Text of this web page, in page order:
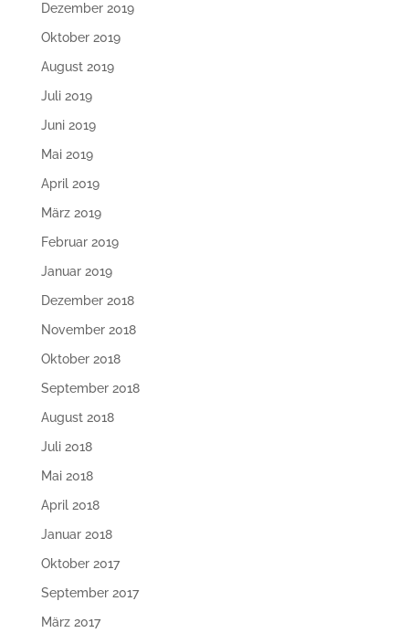
Dezember 2019
Oktober 2019
August 2019
Juli 2019
Juni 2019
Mai 2019
April 2019
März 2019
Februar 2019
Januar 2019
Dezember 2018
November 2018
Oktober 2018
September 2018
August 2018
Juli 2018
Mai 2018
April 2018
Januar 2018
Oktober 2017
September 2017
März 2017